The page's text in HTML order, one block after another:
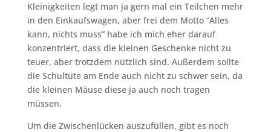
Kleinigkeiten legt man ja gern mal ein Teilchen mehr
in den Einkaufswagen, aber frei dem Motto “Alles
kann, nichts muss” habe ich mich eher darauf
konzentriert, dass die kleinen Geschenke nicht zu
teuer, aber trotzdem nützlich sind. Außerdem sollte
die Schultüte am Ende auch nicht zu schwer sein, da
die kleinen Mäuse diese ja auch noch tragen
müssen.
Um die Zwischenlücken auszufüllen, gibt es noch